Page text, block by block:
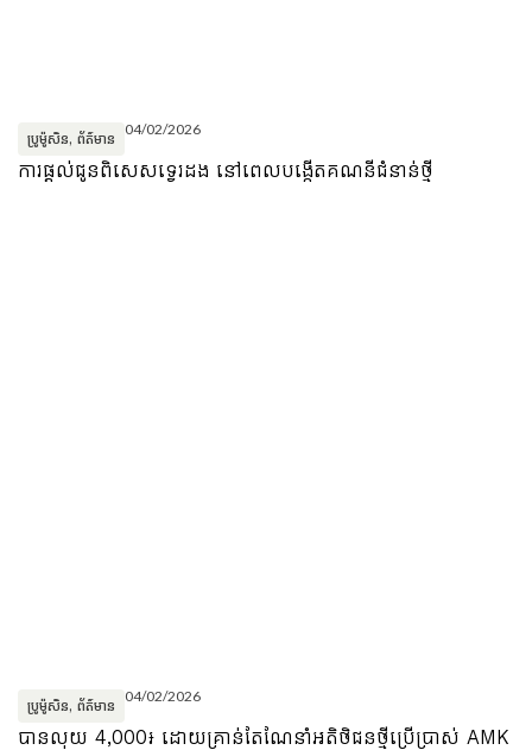
ប្រូម៉ូសិន, ព័ត៌មាន
04/02/2026
ការផ្ដល់ជូនពិសេសទ្វេរដង នៅពេលបង្កើតគណនីជំនាន់ថ្មី
ប្រូម៉ូសិន, ព័ត៌មាន
04/02/2026
បាន​លុយ 4,000៛ ដោយគ្រាន់តែណែនាំអតិថិជនថ្មីប្រើប្រាស់ AMK